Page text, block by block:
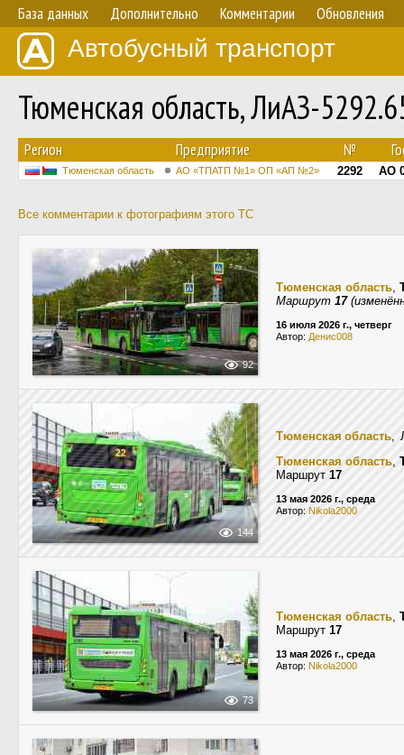
База данных Дополнительно Комментарии Обновления
Автобусный транспорт
Тюменская область, ЛиАЗ-
Регион Предприятие №
Тюменская область АО «ТПАТП №1» ОП «АП №2» 2292 АО
Все комментарии к фотографиям этого ТС
92
Тюменская область,
Маршрут 17
16 июля 2026 г., четверг
Автор: Денис008
144
Тюменская область,
Тюменская область,
Маршрут 17
13 мая 2026 г., среда
Автор: Nikola2000
73
Тюменская область,
Маршрут 17
13 мая 2026 г., среда
Автор: Nikola2000